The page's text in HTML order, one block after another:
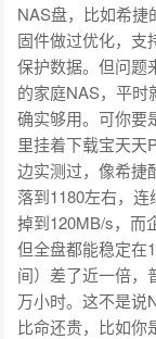
NAS盘，比如希捷
固件做过优化，支
保护数据。但问题
的家庭NAS，平时
确实够用。可你要
里挂着下载宝天天
边实测过，像希捷
落到1180左右，
掉到120MB/s，而
但全盘都能稳定在
间）差了近一倍，
万小时。这不是说
比命还贵，比如你